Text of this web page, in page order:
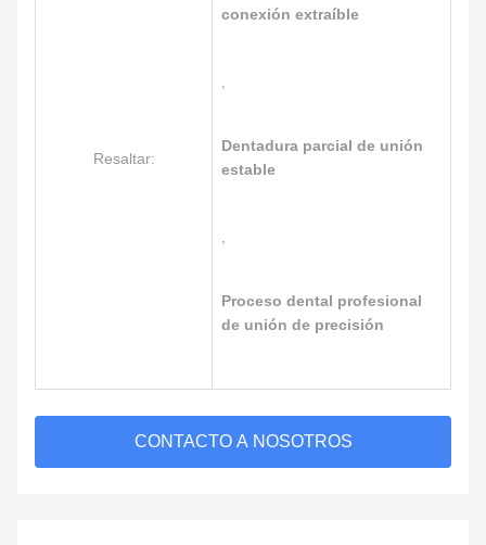
Resaltar:
conexión extraíble
Dentadura parcial de unión
estable
Proceso dental profesional
de unión de precisión
CONTACTO A NOSOTROS